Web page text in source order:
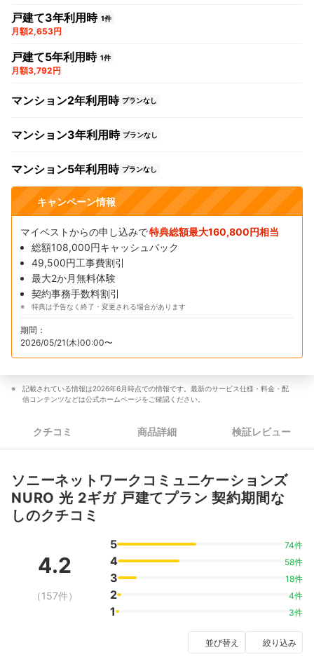
戸建て3年利用時 1件
月額2,653円
戸建て5年利用時 1件
月額3,792円
マンション2年利用時 プランなし
マンション3年利用時 プランなし
マンション5年利用時 プランなし
キャンペーン情報
マイベストからの申し込みで特典総額最大160,800円相当
総額108,000円キャッシュバック
49,500円工事費割引
最大2か月無料体験
契約事務手数料割引
特典は予告なく終了・変更される場合があります
期間：
2026/05/21(木)00:00〜
記載されている情報は2026年6月時点での情報です。最新のサービス仕様・料金・配
信コンテンツなどは公式ホームページをご確認ください。
クチコミ 商品詳細 検証レビュー
ソニーネットワークコミュニケーションズ
NURO 光 2ギガ 戸建てプラン 契約期間な
しのクチコミ
4.2
（157件）
5 74件
4 58件
3 18件
2 4件
1 3件
並び替え 絞り込み